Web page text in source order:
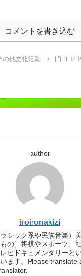
コメントを書き込む
の他文化活動
ＴＰ
author
iroironakizi
シック系や民族音楽）
の）将棋やスポーツ、
ビドキュメンタリーと
ます。Please translate